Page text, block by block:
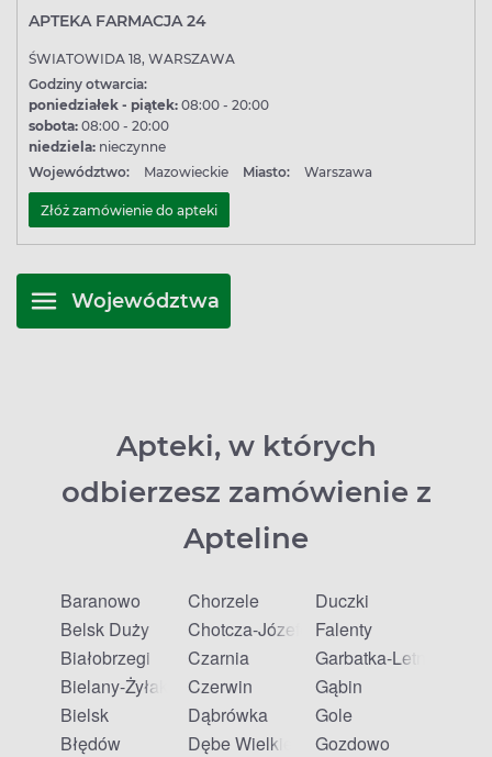
APTEKA FARMACJA 24
ŚWIATOWIDA 18, WARSZAWA
Godziny otwarcia:
poniedziałek - piątek: 08:00 - 20:00
sobota: 08:00 - 20:00
niedziela: nieczynne
Województwo:
Mazowieckie Miasto: Warszawa
Złóż zamówienie do apteki
Województwa
Apteki, w których
odbierzesz zamówienie z
Apteline
Baranowo
Belsk Duży
Białobrzegi
Bielany-Żyłaki
Bielsk
Błędów
Chorzele
Chotcza-Józefów
Czarnia
Czerwin
Dąbrówka
Dębe Wielkie
Duczki
Falenty
Garbatka-Letnisko
Gąbin
Gole
Gozdowo